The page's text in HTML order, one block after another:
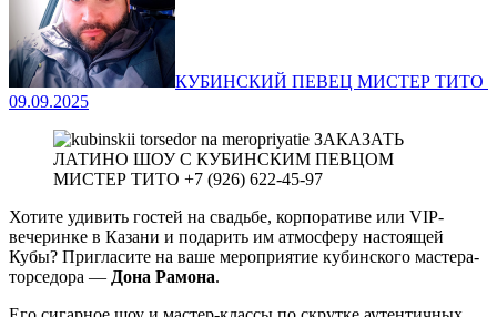
КУБИНСКИЙ ПЕВЕЦ МИСТЕР ТИТО ‍
09.09.2025
Хотите удивить гостей на свадьбе, корпоративе или VIP-
вечеринке в Казани и подарить им атмосферу настоящей
Кубы? Пригласите на ваше мероприятие кубинского мастера-
торседора — Дона Рамона.